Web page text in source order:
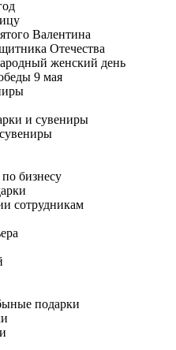
Валентина
Отечества
женский день
9 мая
и сувениры
бизнесу
сотрудникам
подарки